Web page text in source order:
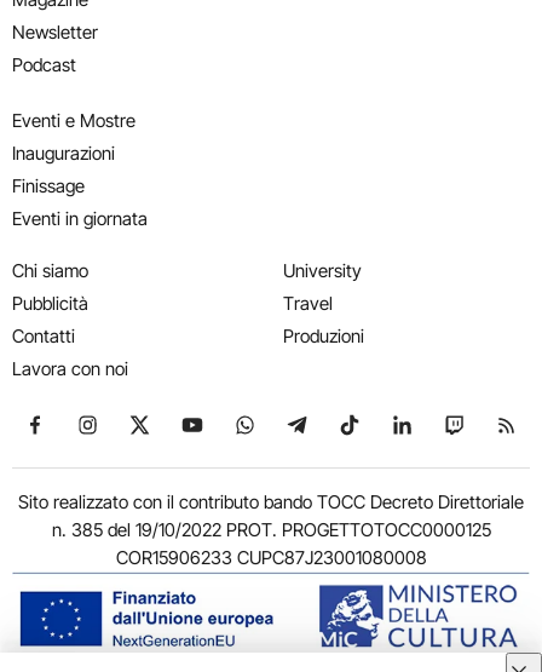
Newsletter
Podcast
Eventi e Mostre
Inaugurazioni
Finissage
Eventi in giornata
Chi siamo
Pubblicità
Contatti
Lavora con noi
University
Travel
Produzioni
Seguici su Facebook
Seguici su Instagram
Seguici su X
Seguici su YouTube
Seguici su WhatsApp
Seguici su Telegram
Seguici su TikTok
Seguici su
Seguici
Sito realizzato con il contributo bando TOCC Decreto Direttoriale
n. 385 del 19/10/2022 PROT. PROGETTOTOCC0000125
COR15906233 CUPC87J23001080008